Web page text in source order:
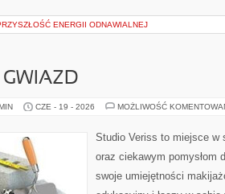
ENERGII ODNAWIALNEJ
CZE - 19 - 2026 MOŻLIWOŚĆ
Studio Veriss to miejsce w
oraz ciekawym pomysłom
swoje umiejętności